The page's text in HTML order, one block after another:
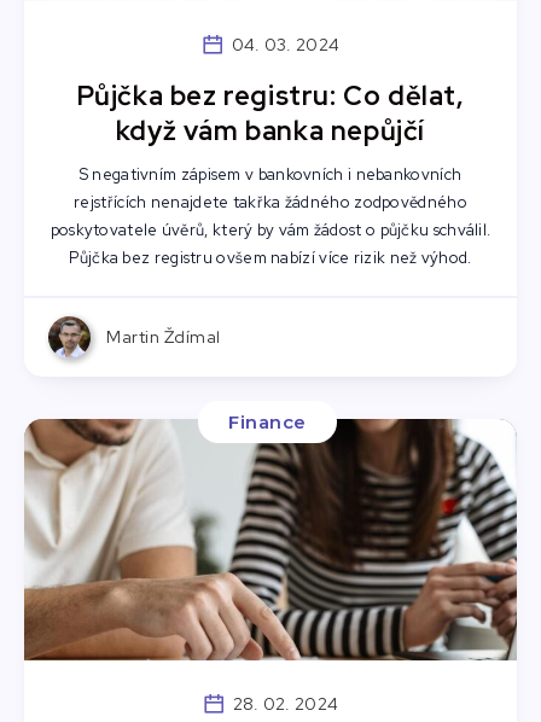
04. 03. 2024
Půjčka bez registru: Co dělat,
když vám banka nepůjčí
S negativním zápisem v bankovních i nebankovních
rejstřících nenajdete takřka žádného zodpovědného
poskytovatele úvěrů, který by vám žádost o půjčku schválil.
Půjčka bez registru ovšem nabízí více rizik než výhod.
Martin Ždímal
Finance
28. 02. 2024